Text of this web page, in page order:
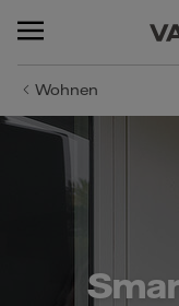
Wohnen